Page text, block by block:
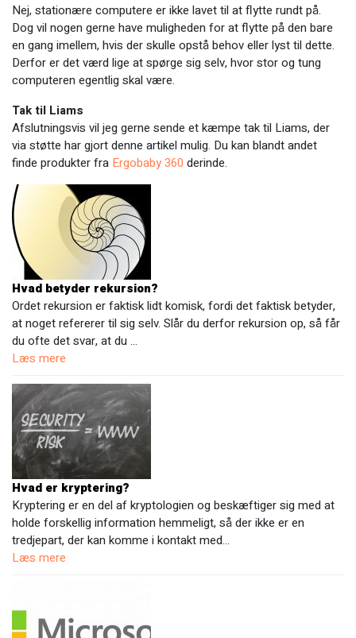
Nej, stationære computere er ikke lavet til at flytte rundt på.
Dog vil nogen gerne have muligheden for at flytte på den bare
en gang imellem, hvis der skulle opstå behov eller lyst til dette.
Derfor er det værd lige at spørge sig selv, hvor stor og tung
computeren egentlig skal være.
Tak til Liams
Afslutningsvis vil jeg gerne sende et kæmpe tak til Liams, der
via støtte har gjort denne artikel mulig. Du kan blandt andet
finde produkter fra Ergobaby 360 derinde.
Hvad betyder rekursion?
Ordet rekursion er faktisk lidt komisk, fordi det faktisk betyder,
at noget refererer til sig selv. Slår du derfor rekursion op, så får
du ofte det svar, at du …
Læs mere
Hvad er kryptering?
Kryptering er en del af kryptologien og beskæftiger sig med at
holde forskellig information hemmeligt, så der ikke er en
tredjepart, der kan komme i kontakt med…
Læs mere